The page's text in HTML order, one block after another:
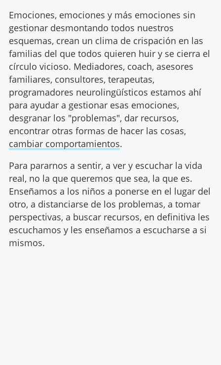
Emociones, emociones y más emociones sin
gestionar desmontando todos nuestros
esquemas, crean un clima de crispación en las
familias del que todos quieren huir y se cierra el
círculo vicioso. Mediadores, coach, asesores
familiares, consultores, terapeutas,
programadores neurolingüísticos estamos ahí
para ayudar a gestionar esas emociones,
desgranar los "problemas", dar recursos,
encontrar otras formas de hacer las cosas,
cambiar comportamientos.
Para pararnos a sentir, a ver y escuchar la vida
real, no la que queremos que sea, la que es.
Enseñamos a los niños a ponerse en el lugar del
otro, a distanciarse de los problemas, a tomar
perspectivas, a buscar recursos, en definitiva les
escuchamos y les enseñamos a escucharse a si
mismos.